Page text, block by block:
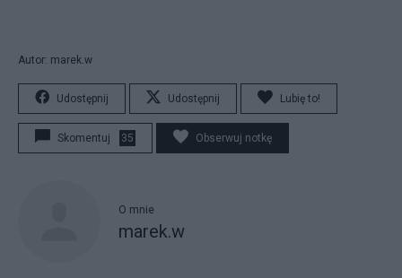
Autor: marek.w
Udostępnij Udostępnij Lubię to!
Skomentuj 35 Obserwuj notkę
O mnie
marek.w